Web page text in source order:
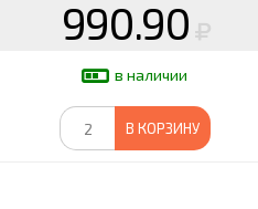
990.90
в наличии
В КОРЗИНУ